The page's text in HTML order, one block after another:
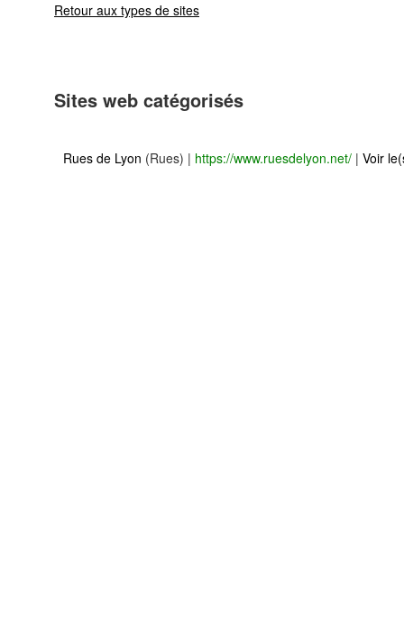
Retour aux types de sites
Sites web catégorisés
Rues de Lyon (Rues) | https://www.ruesdelyon.net/ | Voir